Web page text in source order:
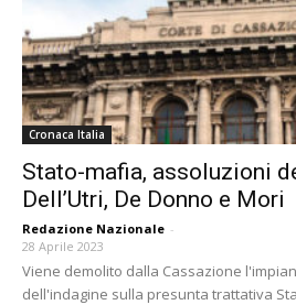
Cronaca Italia
Stato-mafia, assoluzioni
Dell’Utri, De Donno e Mori
Redazione Nazionale -
28 Aprile 2023
Viene demolito dalla Cassazione
dell'indagine sulla presunta trattativa